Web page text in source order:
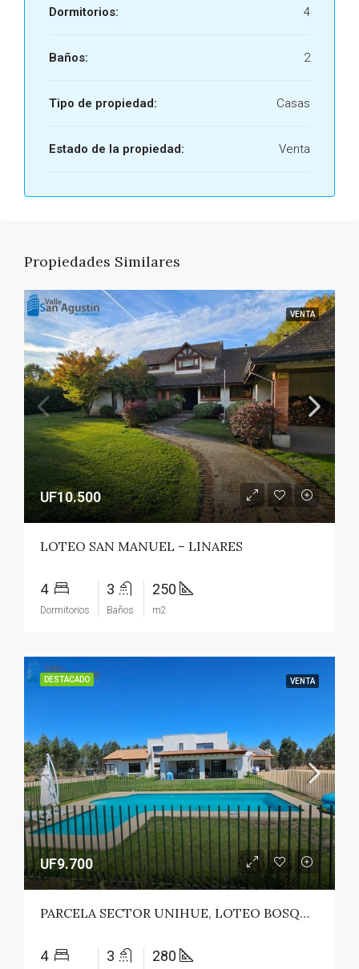
Dormitorios: 4
Baños: 2
Tipo de propiedad: Casas
Estado de la propiedad: Venta
Propiedades Similares
VENTA
UF10.500
LOTEO SAN MANUEL – LINARES
4
Dormitorios
3
Baños
250
m2
DESTACADO VENTA
UF9.700
PARCELA SECTOR UNIHUE, LOTEO BOSQUES DEL VALLE – MAULE
4 3 280